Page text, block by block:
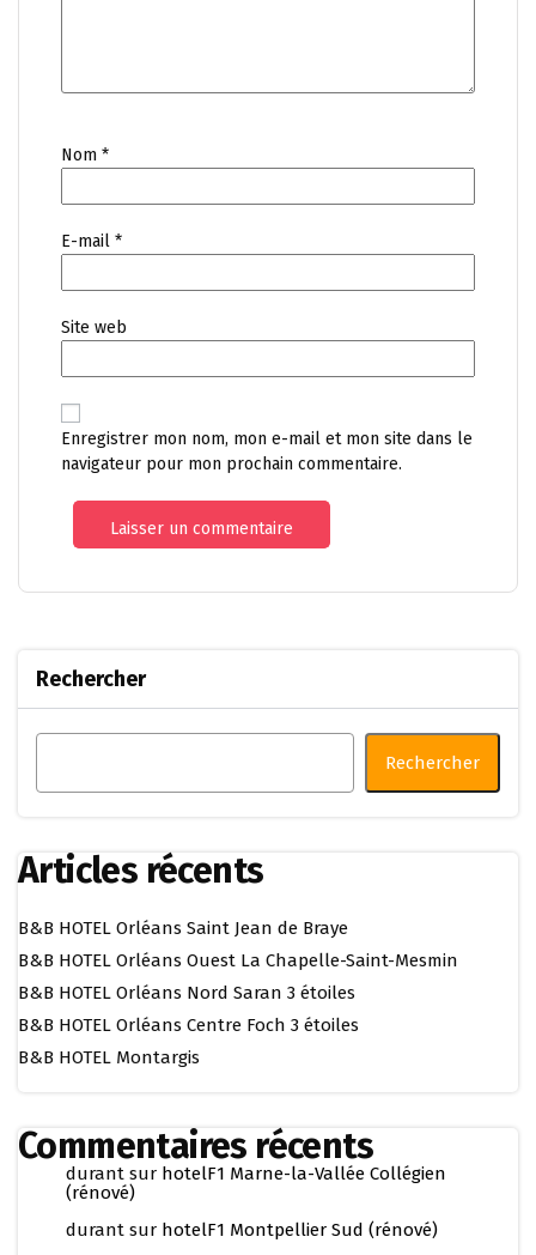
Nom *
E-mail *
Site web
Enregistrer mon nom, mon e-mail et mon site dans le
navigateur pour mon prochain commentaire.
Rechercher
Rechercher
Articles récents
B&B HOTEL Orléans Saint Jean de Braye
B&B HOTEL Orléans Ouest La Chapelle-Saint-Mesmin
B&B HOTEL Orléans Nord Saran 3 étoiles
B&B HOTEL Orléans Centre Foch 3 étoiles
B&B HOTEL Montargis
Commentaires récents
durant sur hotelF1 Marne-la-Vallée Collégien
(rénové)
durant sur hotelF1 Montpellier Sud (rénové)